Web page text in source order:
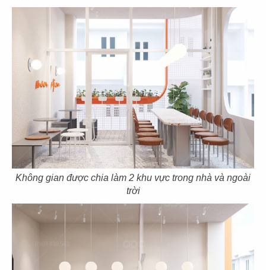
Không gian được chia làm 2 khu vực trong nhà và ngoài
trời
CN Crescent Mall CN Estella Palace
SOM TUM THAI
CN Vincom 3/2
58
SOM TUM THAI
CN Vincom Quang Trung
59
SOM TUM THAI
60
DÌ MAI